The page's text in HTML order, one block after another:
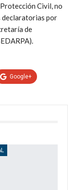
Civil, no
declaratorias por
de
Google+